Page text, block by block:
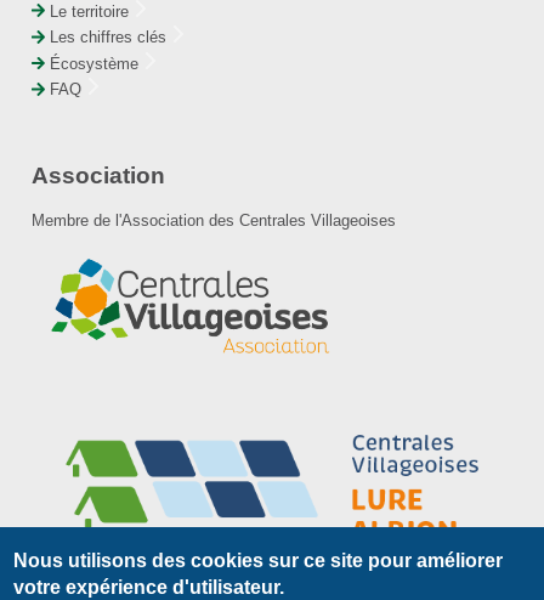
Le territoire
Les chiffres clés
Écosystème
FAQ
Association
Membre de l'Association des Centrales Villageoises
Nous utilisons des cookies sur ce site pour améliorer
votre expérience d'utilisateur.